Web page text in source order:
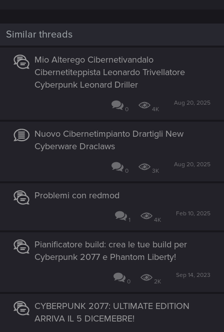
Similar threads
Mio Alterego Cibernetivandalo
Cibernetiteppista Leonardo Trivellatore
Cyberpunk Leonard Driller
0 4K
Aug 20, 2025
Nuovo Cibernetimpianto Drartigli New
Cyberware Draclaws
0 3K
Aug 20, 2025
Problemi con redmod
1 4K
Feb 10, 2025
Pianificatore build: crea le tue build per
Cyberpunk 2077 e Phantom Liberty!
0 2K
Sep 14, 2023
CYBERPUNK 2077: ULTIMATE EDITION
ARRIVA IL 5 DICEMEBRE!